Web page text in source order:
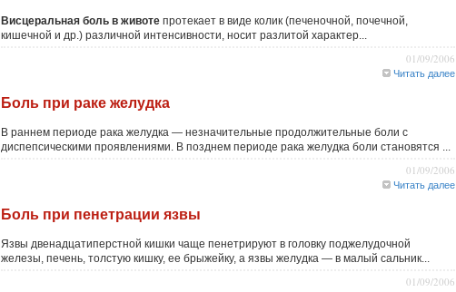
Висцеральная боль в животепротекает в виде колик (печеночной, почечной,
кишечной и др.) различной интенсивности, носит разлитой характер...
01/09/2006
Читать далее
Боль при раке желудка
В раннем периоде рака желудка — незначительные продолжительные боли с
диспепсическими проявлениями. В позднем периоде рака желудка боли становятся ...
01/09/2006
Читать далее
Боль при пенетрации язвы
Язвы двенадцатиперстной кишки чаще пенетрируют в головку поджелудочной
железы, печень, толстую кишку, ее брыжейку, а язвы желудка — в малый сальник...
01/09/2006